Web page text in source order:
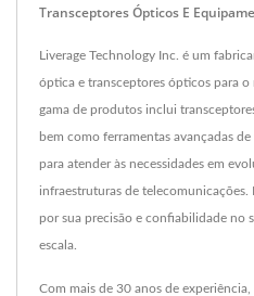
Transceptores Ópticos E
Liverage Technology Inc. é um
óptica e transceptores ópticos para o
gama de produtos inclui
bem como ferramentas avançadas
para atender às necessidades em
infraestruturas de telecomunicações.
por sua precisão e confiabilidade no
escala.
Com mais de 30 anos de